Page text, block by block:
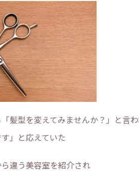
髪型を変えてみませんか？」と言わ
す」と応えていた
違う美容室を紹介され